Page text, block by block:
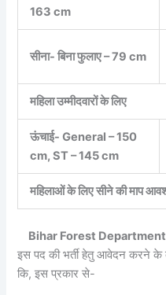
163 cm
सीना- बिना फुलाए – 79 cm
महिला उम्मीदवारों के लिए
ऊंचाई- General – 150
cm, ST – 145 cm
महिलाओं के लिए सीने की माप
Bihar Forest
इस पद की भर्ती हेतु आवेदन करने के
कि, इस प्रकार से-